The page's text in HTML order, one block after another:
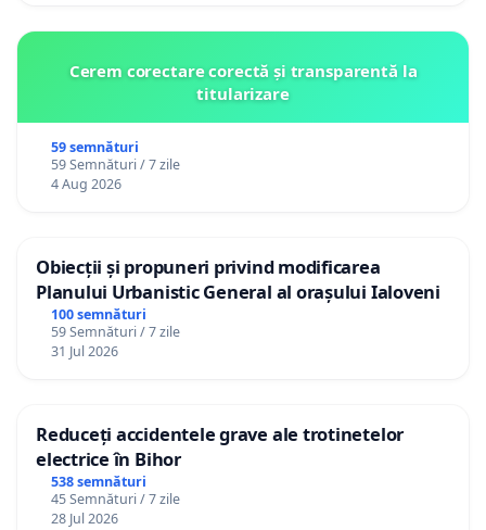
Cerem corectare corectă și transparentă la
titularizare
59 semnături
59 Semnături / 7 zile
4 Aug 2026
Obiecții și propuneri privind modificarea
Planului Urbanistic General al orașului Ialoveni
100 semnături
59 Semnături / 7 zile
31 Jul 2026
Reduceți accidentele grave ale trotinetelor
electrice în Bihor
538 semnături
45 Semnături / 7 zile
28 Jul 2026